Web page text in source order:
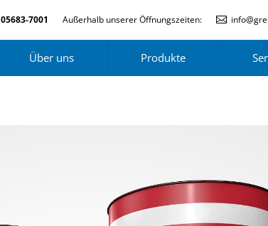
05683-7001 Außerhalb unserer Öffnungszeiten:
Über uns Produkte